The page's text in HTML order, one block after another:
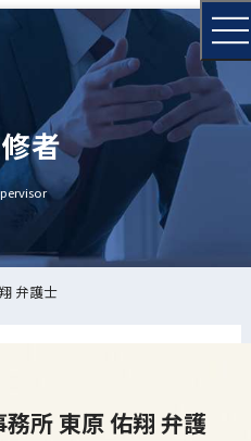
者
弁護士
所 東原 佑翔 弁護